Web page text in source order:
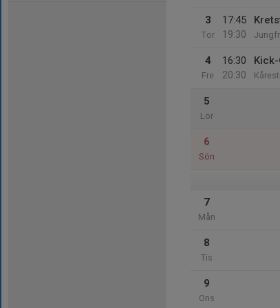
3
Tor
17:45
19:30
4
Fre
16:30
20:30
5
Lör
6
Sön
7
Mån
8
Tis
9
Ons